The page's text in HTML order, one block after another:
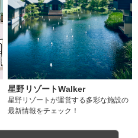
星野リゾートWalker
星野リゾートが運営する多彩な施設の
最新情報をチェック！